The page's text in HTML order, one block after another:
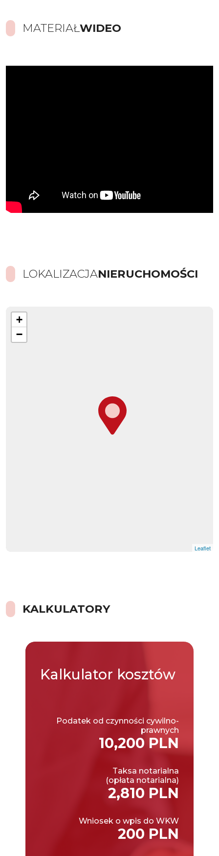
MATERIAŁWIDEO
LOKALIZACJANIERUCHOMOŚCI
+
−
Leaflet
KALKULATORY
Kalkulator kosztów
Podatek od czynności cywilno-
prawnych
10,200 PLN
Taksa notarialna
(opłata notarialna)
2,810 PLN
Wniosek o wpis do WKW
200 PLN